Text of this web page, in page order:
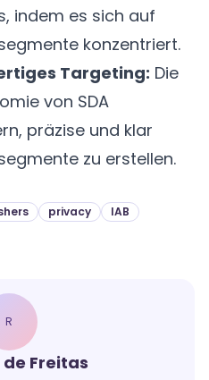
indem es sich auf
konzentriert.
Targeting: Die
von SDA
präzise und klar
zu erstellen.
privacy IAB
R
de Freitas